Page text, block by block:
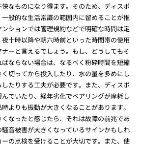
なものになり得ます。そのため、ディスポ
般的な生活常識の範囲内に留めることが推
ションでは管理規約などで明確な時間は定
十時以降や朝六時前といった時間帯の使用
ーと言えるでしょう。もし、どうしてもそ
ならない場合は、なるべく粉砕時間を短縮
切ってから投入したり、水の量を多めにし
たりする工夫が必要です。また、ディスポ
でいたり、経年劣化でベアリングが摩耗し
よりも振動が大きくなることがあります。
なったと感じたら、それは故障の前兆であ
音被害が大きくなっているサインかもしれ
の点検を受けることが大切です。また、使